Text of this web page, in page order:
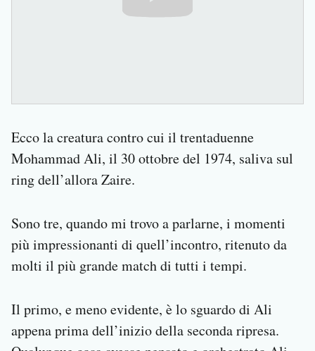
Ecco la creatura contro cui il trentaduenne
Mohammad Ali, il 30 ottobre del 1974, saliva sul
ring dell’allora Zaire.
Sono tre, quando mi trovo a parlarne, i momenti
più impressionanti di quell’incontro, ritenuto da
molti il più grande match di tutti i tempi.
Il primo, e meno evidente, è lo sguardo di Ali
appena prima dell’inizio della seconda ripresa.